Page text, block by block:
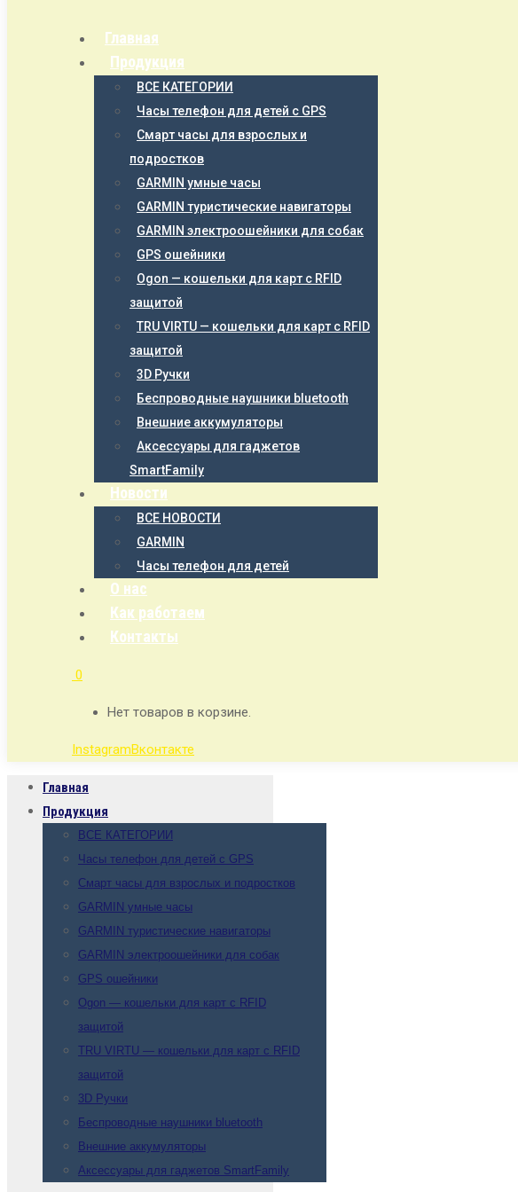
Главная
Продукция
ВСЕ КАТЕГОРИИ
Часы телефон для детей с GPS
Смарт часы для взрослых и
подростков
GARMIN умные часы
GARMIN туристические навигаторы
GARMIN электроошейники для собак
GPS ошейники
Ogon — кошельки для карт с RFID
защитой
TRU VIRTU — кошельки для карт с RFID
защитой
3D Ручки
Беспроводные наушники bluetooth
Внешние аккумуляторы
Аксессуары для гаджетов
SmartFamily
Новости
ВСЕ НОВОСТИ
GARMIN
Часы телефон для детей
О нас
Как работаем
Контакты
0
Нет товаров в корзине.
InstagramВконтакте
Главная
Продукция
ВСЕ КАТЕГОРИИ
Часы телефон для детей с GPS
Смарт часы для взрослых и подростков
GARMIN умные часы
GARMIN туристические навигаторы
GARMIN электроошейники для собак
GPS ошейники
Ogon — кошельки для карт с RFID
защитой
TRU VIRTU — кошельки для карт с RFID
защитой
3D Ручки
Беспроводные наушники bluetooth
Внешние аккумуляторы
Аксессуары для гаджетов SmartFamily